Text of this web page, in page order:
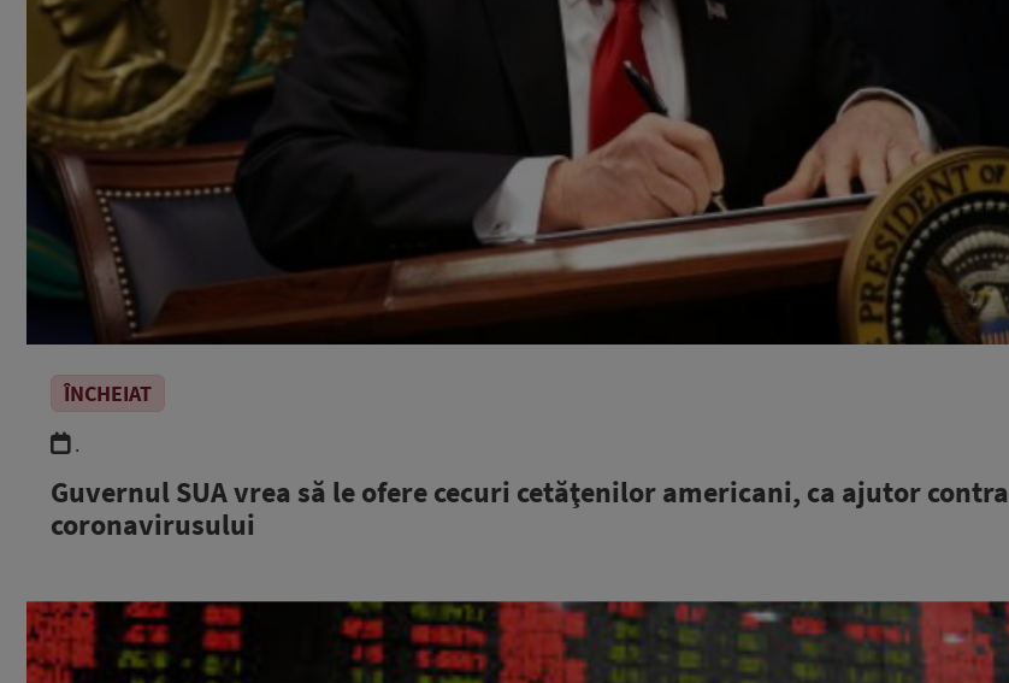
ÎNCHEIAT
.
Guvernul SUA vrea să le ofere cecuri cetăţenilor americani, ca ajutor contra
coronavirusului